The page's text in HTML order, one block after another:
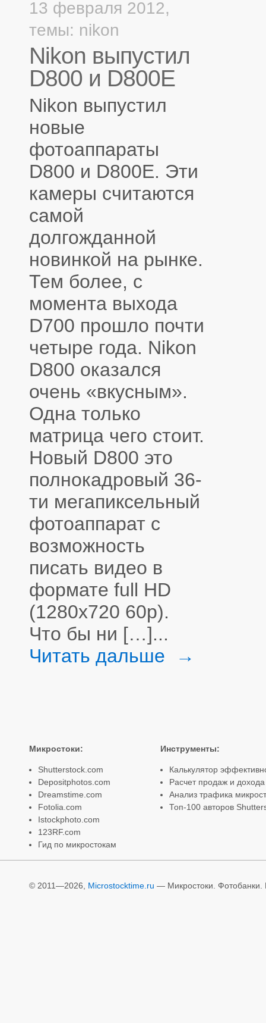
13 февраля 2012,
темы: nikon
Nikon выпустил
D800 и D800E
Nikon выпустил
новые
фотоаппараты
D800 и D800E. Эти
камеры считаются
самой
долгожданной
новинкой на рынке.
Тем более, с
момента выхода
D700 прошло почти
четыре года. Nikon
D800 оказался
очень «вкусным».
Одна только
матрица чего стоит.
Новый D800 это
полнокадровый 36-
ти мегапиксельный
фотоаппарат с
возможность
писать видео в
формате full HD
(1280х720 60p).
Что бы ни […]...
Читать дальше →
Микростоки:
Shutterstock.com
Depositphotos.com
Dreamstime.com
Fotolia.com
Istockphoto.com
123RF.com
Гид по микростокам
Инструменты:
Калькулятор
Расчет продаж и дохода
Анализ трафика
Топ-100 авторов
© 2011—2026, Microstocktime.ru — Микростоки. Фотобанки.